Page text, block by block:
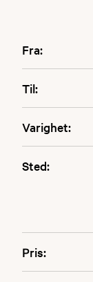
Fra:
Til:
Varighet:
Sted:
Pris: